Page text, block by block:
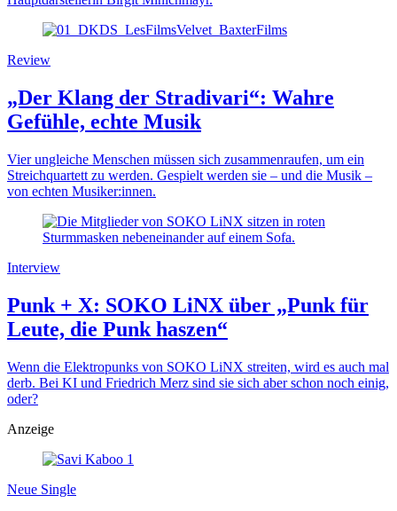
Review
„Der Klang der Stradivari“: Wahre
Gefühle, echte Musik
Vier ungleiche Menschen müssen sich zusammenraufen, um ein
Streichquartett zu werden. Gespielt werden sie – und die Musik –
von echten Musiker:innen.
Interview
Punk + X: SOKO LiNX über „Punk für
Leute, die Punk haszen“
Wenn die Elektropunks von SOKO LiNX streiten, wird es auch mal
derb. Bei KI und Friedrich Merz sind sie sich aber schon noch einig,
oder?
Anzeige
Neue Single